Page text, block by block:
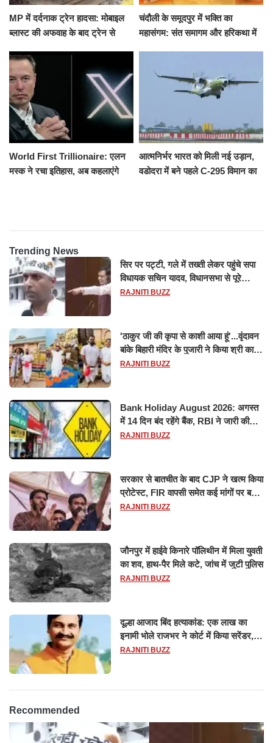
MP में दर्दनाक ट्रेन हादसा: मोबाइल
ब्लास्ट की अफवाह के बाद ट्रेन से
रौंदा, 4 की मौत
चंदौली के समूदपुर में भक्ति का
महासंगम: संत समागम और हरिकथा में
World First Trillionaire: एलन
मस्क ने रचा इतिहास, अब कहलाएंगे
आत्मनिर्भर भारत को मिली नई उड़ान,
वडोदरा में बने पहले C-295 विमान का
Trending News
सिर पर पट्टी, गले में तख्ती लेकर पहुंचे सपा
विधायक सचिन यादव, विधानसभा से पूरे
मानसून सत्र के लिए किया गया निलंबित
RAJNITI BUZZ
'ठाकुर जी की कृपा से काशी आया हूं'...वृंदावन
बांके बिहारी मंदिर के पुजारी ने किया श्री काशी
विश्वनाथ का जलाभिषेक
RAJNITI BUZZ
Bank Holiday August 2026: अगस्त
में 14 दिन बंद रहेंगे बैंक, RBI ने जारी की
छुट्टियों की लिस्ट​​​​​​​
RAJNITI BUZZ
सरकार से बातचीत के बाद CJP ने खत्म किया
प्रोटेस्ट, FIR वापसी समेत कई मांगों पर बनी
सहमति
RAJNITI BUZZ
जौनपुर में हाईवे किनारे पॉलिथीन में मिला युवती
का शव, हाथ-पैर मिले कटे, जांच में जुटी पुलिस
RAJNITI BUZZ
दूल्हा आजाद बिंद हत्याकांड: एक लाख का
इनामी भोले राजभर ने कोर्ट में किया सरेंडर,
14 दिन के लिए भेजा गया जेल
RAJNITI BUZZ
Recommended